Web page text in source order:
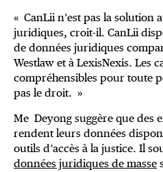
« CanLii n’est pas la solution
juridiques, croit-il. CanLii
de données juridiques
Westlaw et à LexisNexis. Les
compréhensibles pour toute
pas le droit. »
Me Deyong suggère que des
rendent leurs données
outils d’accès à la justice. Il
données juridiques de masse